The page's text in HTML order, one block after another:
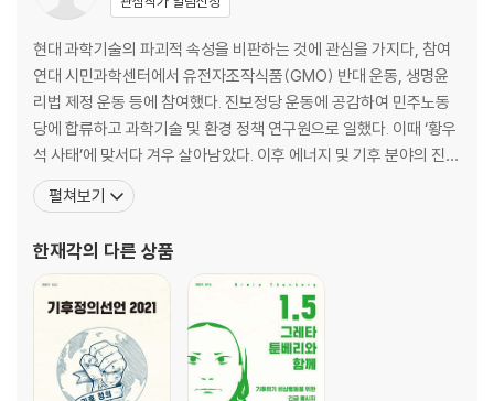
나오는 글 / 참고 문헌
■ 상자 글 목차
― 필리핀의 비극과 다국적 석유 기업들
― 메탄 이야기 : 공장식 축산과 육식 위주의 식단
― 해수면 상승과 강력한 태풍, 300만 명의 수해 위험
― 전 세계 부자들과 빈자들의 온실가스 배출량 격차
― 기후과학과 국제 협상
― 코로나 위기와 탈성장
― 사회운동 속의 기후침묵
― 부자는 많이 배출하고, 그 배출량은 계속 증가한다
■ 그림 목차
현대 과학기술의 파괴적 속성을 비판하는 것에 관심을 가지다, 참여
연대 시민과학센터에서 유전자조작식품(GMO) 반대 운동, 생명윤
리법 제정 운동 등에 참여했다. 진보정당 운동에 공감하여 민주노동
당에 합류하고 과학기술 및 환경 정책 연구원으로 일했다. 이때 ‘황우
석 사태’에 맞서다 겨우 살아남았다. 이후 에너지 및 기후 분야의 진보
적 싱크탱크를 표방한 ‘사단법인 정의로운 전환을 위한 에너지기후정
책연구소’(참, 이름 길다) 설립에 참여하고, 부소장과 소장으로 12년
지만, 먹고살려고 용역 보고서를 쓰면서 영혼을 괴롭혔다
펼쳐보기
한재각의 다른 상품